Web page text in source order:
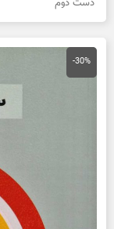
دست دوم
-30%